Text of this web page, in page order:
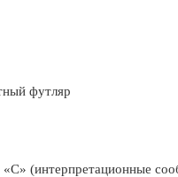
футляр
(интерпретационные